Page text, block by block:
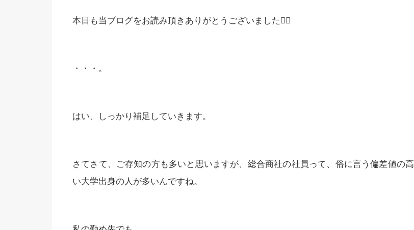
本日も当ブログをお読み頂きありがとうございました🙇‍♂️
・・・。
はい、しっかり補足していきます。
さてさて、ご存知の方も多いと思いますが、総合商社の社員って、俗に言う偏差値の高
い大学出身の人が多いんですね。